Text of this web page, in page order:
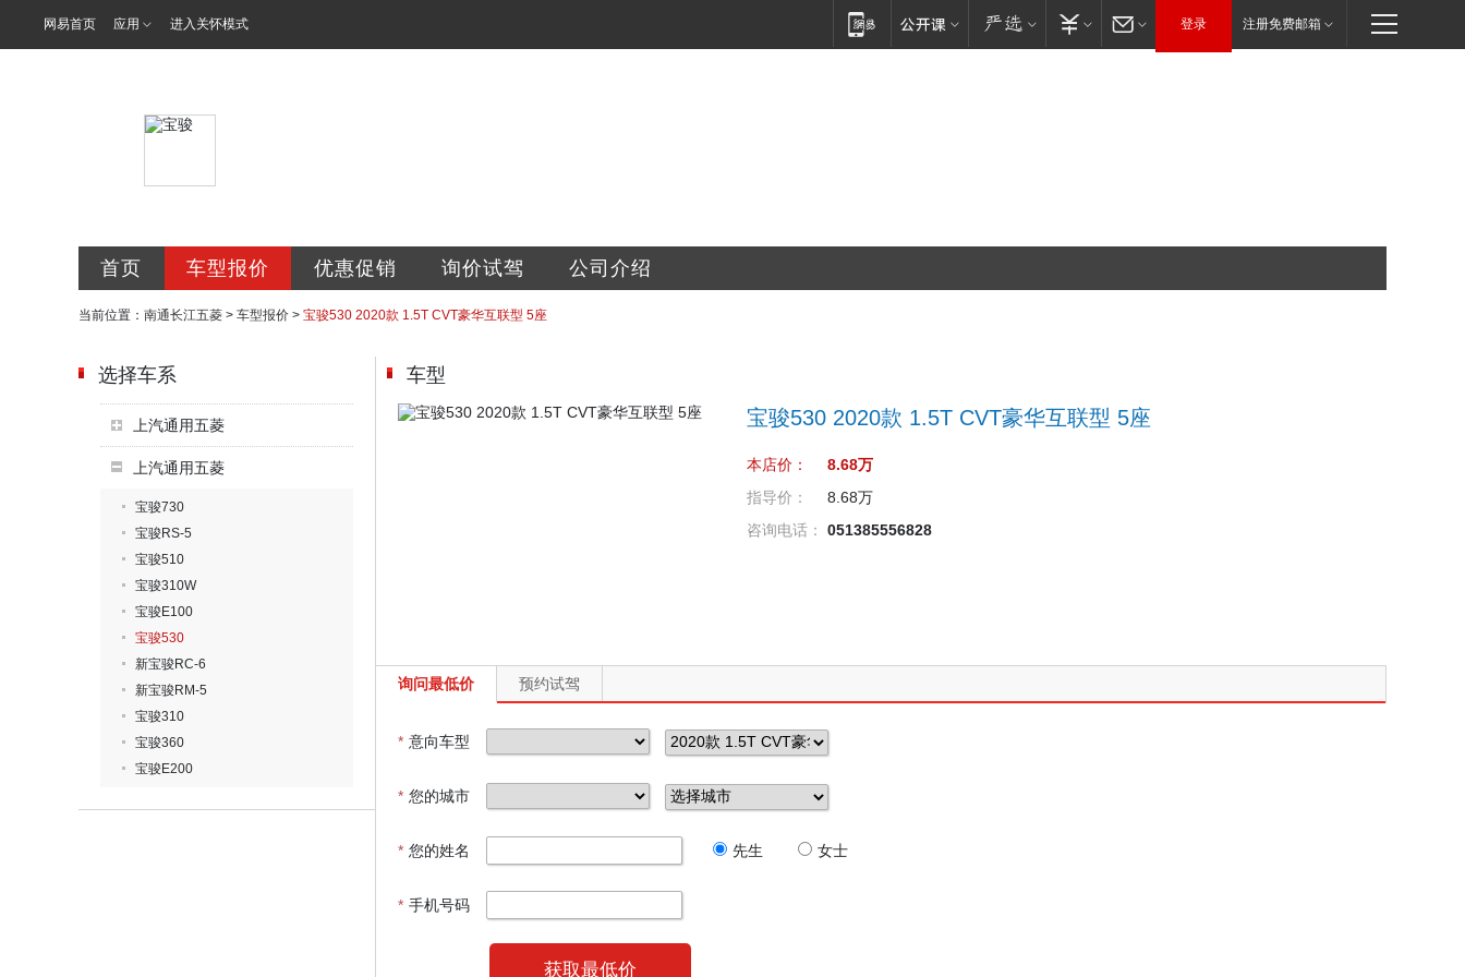
网易首页 应用 进入关怀模式 登录 注册免费邮箱
首页 车型报价 优惠促销 询价试驾 公司介绍
当前位置： 南通长江五菱 > 车型报价 > 宝骏530 2020款 1.5T CVT豪华互联型 5座
选择车系
上汽通用五菱
上汽通用五菱
宝骏730
宝骏RS-5
宝骏510
宝骏310W
宝骏E100
宝骏530
新宝骏RC-6
新宝骏RM-5
宝骏310
宝骏360
宝骏E200
车型
宝骏530 2020款 1.5T CVT豪华互联型 5座
本店价：
8.68万
指导价：
8.68万
咨询电话：
051385556828
询问最低价 预约试驾
* 意向车型
* 您的城市
* 您的姓名 先生 女士
* 手机号码
获取最低价